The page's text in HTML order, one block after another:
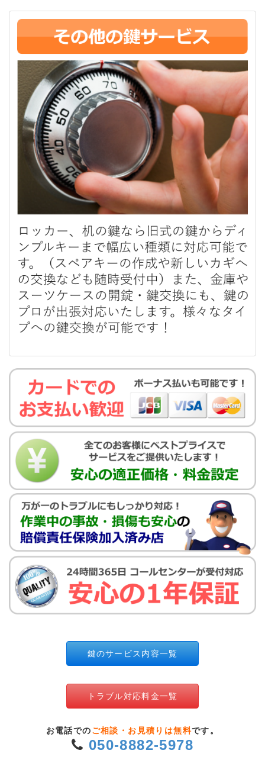
鍵のサービス内容一覧
トラブル対応料金一覧
お電話での ご相談・お見積りは無料です。
050-8882-5978